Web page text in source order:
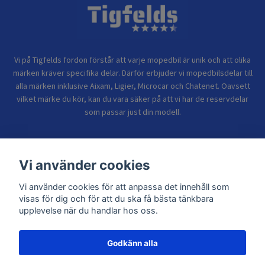
Vi på Tigfelds fordon förstår att varje mopedbil är unik och att olika
märken kräver specifika delar. Därför erbjuder vi mopedbilsdelar till
alla märken inklusive Aixam, Ligier, Microcar och Chatenet. Oavsett
vilket märke du kör, kan du vara säker på att vi har de reservdelar
som passar just din modell.
Sidor
Vi använder cookies
Vi använder cookies för att anpassa det innehåll som
visas för dig och för att du ska få bästa tänkbara
upplevelse när du handlar hos oss.
Godkänn alla